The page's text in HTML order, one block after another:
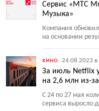
Сервис «МТС
Музыка»
Компания
на основании
кино 24.08.2023 в
За июль Netflix
на 2,6 млн из-
С 24 по 27 мая
сервиса выросло